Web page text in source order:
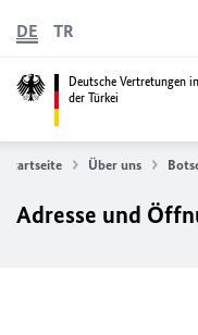
Deutsche Vertretungen in
der Türkei
DE TR
Startseite Über uns
Adresse und